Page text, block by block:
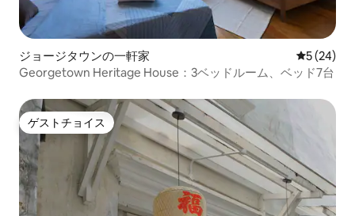
ジョージタウンの一軒家 レビュー
5 (24)
Georgetown Heritage House：3ベッドルーム、ベッド7台
ゲストチョイス
ゲストチョイス